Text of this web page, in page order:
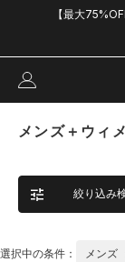
【最大
メンズ＋ウィ
絞り込み
選択中の条件： メンズ